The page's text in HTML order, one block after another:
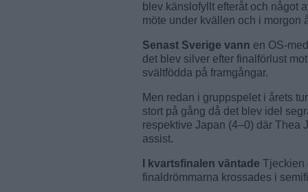
blev känslofyllt efteråt och något
möte under kvällen och i morgon
Senast Sverige vann en OS-
det blev silver efter finalförlust
svältfödda på framgångar.
Men redan i gruppspelet i årets
stort på gång då det blev idel
respektive Japan (4–0) där Thea
assist.
I kvartsfinalen väntade Tjeckien
finaldrömmarna krossades i